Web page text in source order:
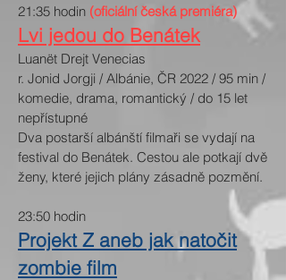
21:35 hodin (oficiální česká premiéra)
Lvi jedou do Benátek
Luanët Drejt Venecias
r. Jonid Jorgji / Albánie, ČR 2022 / 95 min /
komedie, drama, romantický / do 15 let
nepřístupné
Dva postarší albánští filmaři se vydají na
festival do Benátek. Cestou ale potkají dvě
ženy, které jejich plány zásadně pozmění.​
23:50 hodin
Projekt Z aneb jak natočit
zombie film